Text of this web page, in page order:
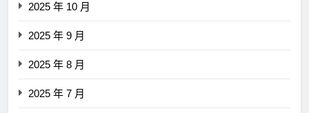
2025 年 10 月
2025 年 9 月
2025 年 8 月
2025 年 7 月